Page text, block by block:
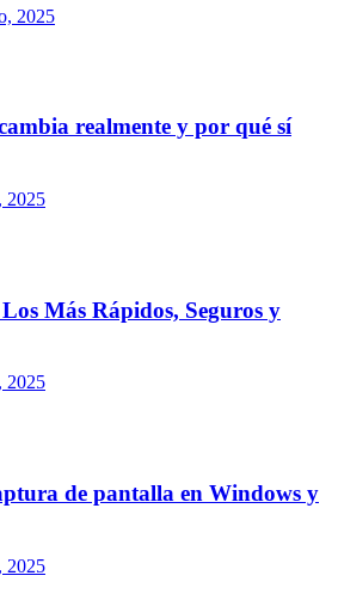
2025
realmente y por qué sí
2025
Más Rápidos, Seguros y
2025
de pantalla en Windows y
2025